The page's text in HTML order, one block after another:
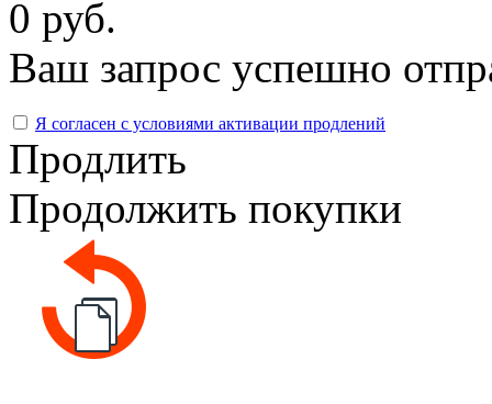
0 руб.
Ваш запрос успешно
Я согласен с условиями активации продлений
Продлить
Продолжить покупки